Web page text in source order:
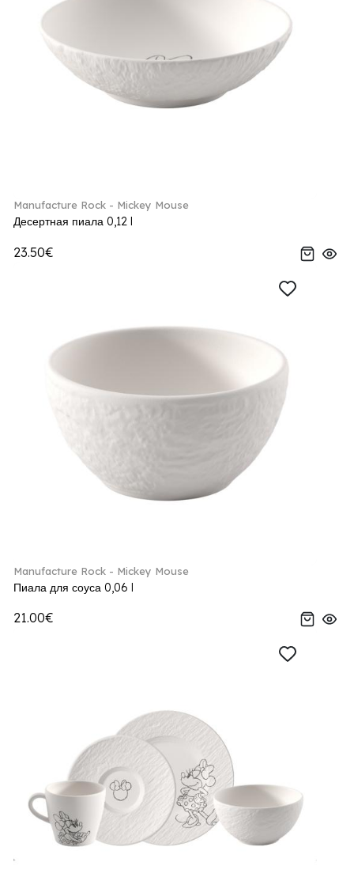
Manufacture Rock - Mickey Mouse
Десертная пиала 0,12 l
23.50€
Manufacture Rock - Mickey Mouse
Пиала для соуса 0,06 l
21.00€